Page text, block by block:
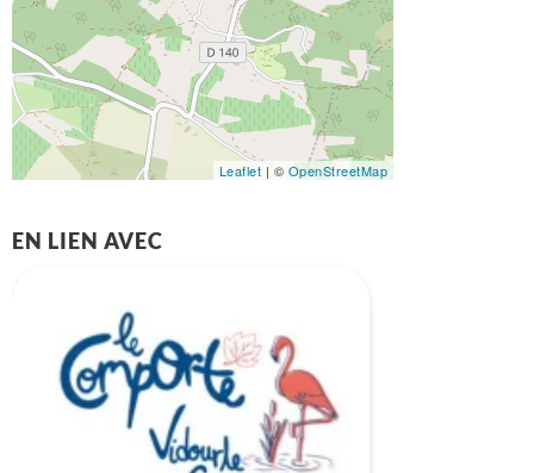
Leaflet | ©OpenStreetMap
EN LIEN AVEC